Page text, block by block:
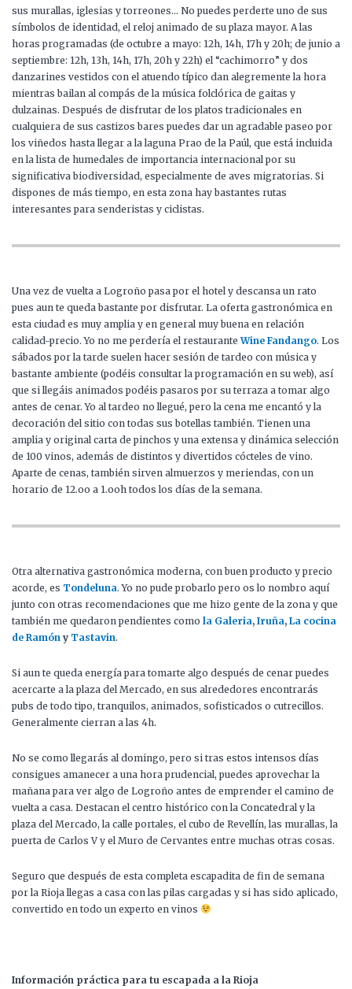
sus murallas, iglesias y torreones… No puedes perderte uno de sus
símbolos de identidad, el reloj animado de su plaza mayor. A las
horas programadas (de octubre a mayo: 12h, 14h, 17h y 20h; de junio a
septiembre: 12h, 13h, 14h, 17h, 20h y 22h) el “cachimorro” y dos
danzarines vestidos con el atuendo típico dan alegremente la hora
mientras bailan al compás de la música folclórica de gaitas y
dulzainas. Después de disfrutar de los platos tradicionales en
cualquiera de sus castizos bares puedes dar un agradable paseo por
los viñedos hasta llegar a la laguna Prao de la Paúl, que está incluida
en la lista de humedales de importancia internacional por su
significativa biodiversidad, especialmente de aves migratorias. Si
dispones de más tiempo, en esta zona hay bastantes rutas
interesantes para senderistas y ciclistas.
Una vez de vuelta a Logroño pasa por el hotel y descansa un rato
pues aun te queda bastante por disfrutar. La oferta gastronómica en
esta ciudad es muy amplia y en general muy buena en relación
calidad-precio. Yo no me perdería el restauranteWine Fandango. Los
sábados por la tarde suelen hacer sesión de tardeo con música y
bastante ambiente (podéis consultar la programación en su web), así
que si llegáis animados podéis pasaros por su terraza a tomar algo
antes de cenar. Yo al tardeo no llegué, pero la cena me encantó y la
decoración del sitio con todas sus botellas también. Tienen una
amplia y original carta de pinchos y una extensa y dinámica selección
de 100 vinos, además de distintos y divertidos cócteles de vino.
Aparte de cenas, también sirven almuerzos y meriendas, con un
horario de 12.oo a 1.ooh todos los días de la semana.
Otra alternativa gastronómica moderna, con buen producto y precio
acorde, es Tondeluna. Yo no pude probarlo pero os lo nombro aquí
junto con otras recomendaciones que me hizo gente de la zona y que
también me quedaron pendientes como la Galeria, Iruña, La cocina
de Ramón y Tastavin.
Si aun te queda energía para tomarte algo después de cenar puedes
acercarte a la plaza del Mercado, en sus alrededores encontrarás
pubs de todo tipo, tranquilos, animados, sofisticados o cutrecillos.
Generalmente cierran a las 4h.
No se como llegarás al domingo, pero si tras estos intensos días
consigues amanecer a una hora prudencial, puedes aprovechar la
mañana para ver algo de Logroño antes de emprender el camino de
vuelta a casa. Destacan el centro histórico con la Concatedral y la
plaza del Mercado, la calle portales, el cubo de Revellín, las murallas, la
puerta de Carlos V y el Muro de Cervantes entre muchas otras cosas.
Seguro que después de esta completa escapadita de fin de semana
por la Rioja llegas a casa con las pilas cargadas y si has sido aplicado,
convertido en todo un experto en vinos
Información práctica para tu escapada a la Rioja